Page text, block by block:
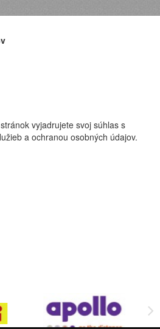
vyjadrujete svoj súhlas s
a ochranou osobných údajov.